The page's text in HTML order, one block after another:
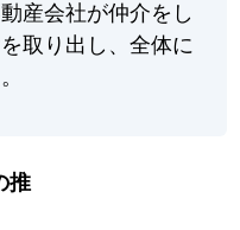
産会社が仲介をし
取り出し、全体に
推